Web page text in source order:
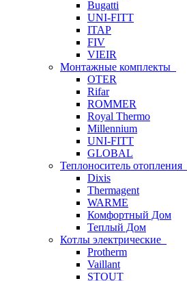
Bugatti
UNI-FITT
ITAP
FIV
VIEIR
Монтажные комплекты
OTER
Rifar
ROMMER
Royal Thermo
Millennium
UNI-FITT
GLOBAL
Теплоноситель отопления
Dixis
Thermagent
WARME
Комфортный Дом
Теплый Дом
Котлы электрические
Protherm
Vaillant
STOUT